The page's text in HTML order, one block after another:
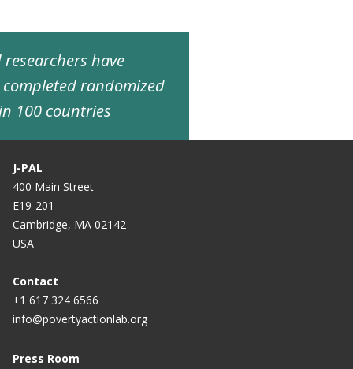
researchers have
randomized
100 countries
J-PAL
400 Main Street
E19-201
Cambridge, MA 02142
USA
Contact
+1 617 324 6566
info@povertyactionlab.org
Press Room